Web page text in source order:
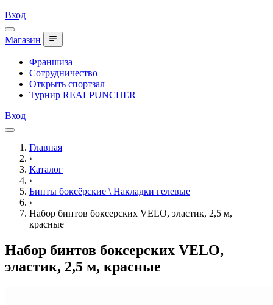
Вход
Магазин
Франшиза
Сотрудничество
Открыть спортзал
Турнир REALPUNCHER
Вход
Главная
›
Каталог
›
Бинты боксёрские \ Накладки гелевые
›
Набор бинтов боксерских VELO, эластик, 2,5 м,
красные
Набор бинтов боксерских VELO,
эластик, 2,5 м, красные